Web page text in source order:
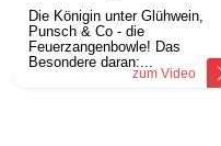
Die Königin unter Glühwein,
Punsch & Co - die
Feuerzangenbowle! Das
Besondere daran:...
zum Video